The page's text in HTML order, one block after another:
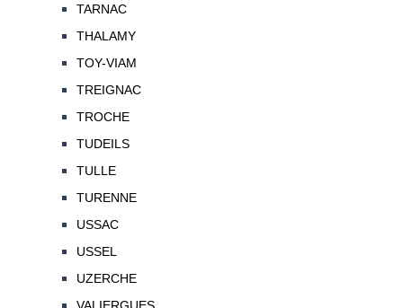
TARNAC
THALAMY
TOY-VIAM
TREIGNAC
TROCHE
TUDEILS
TULLE
TURENNE
USSAC
USSEL
UZERCHE